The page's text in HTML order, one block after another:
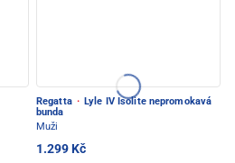
Regatta · Lyle IV Isolite nepromokavá
bunda
Muži
1.299 Kč